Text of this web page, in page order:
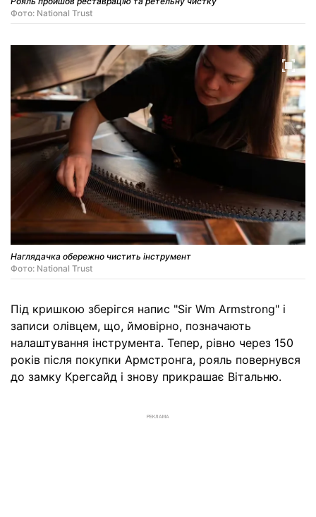
Фото: National Trust
Наглядачка обережно чистить інструмент
Фото: National Trust
Під кришкою зберігся напис "Sir Wm Armstrong" і
записи олівцем, що, ймовірно, позначають
налаштування інструмента. Тепер, рівно через 150
років після покупки Армстронга, рояль повернувся
до замку Крегсайд і знову прикрашає Вітальню.
РЕКЛАМА